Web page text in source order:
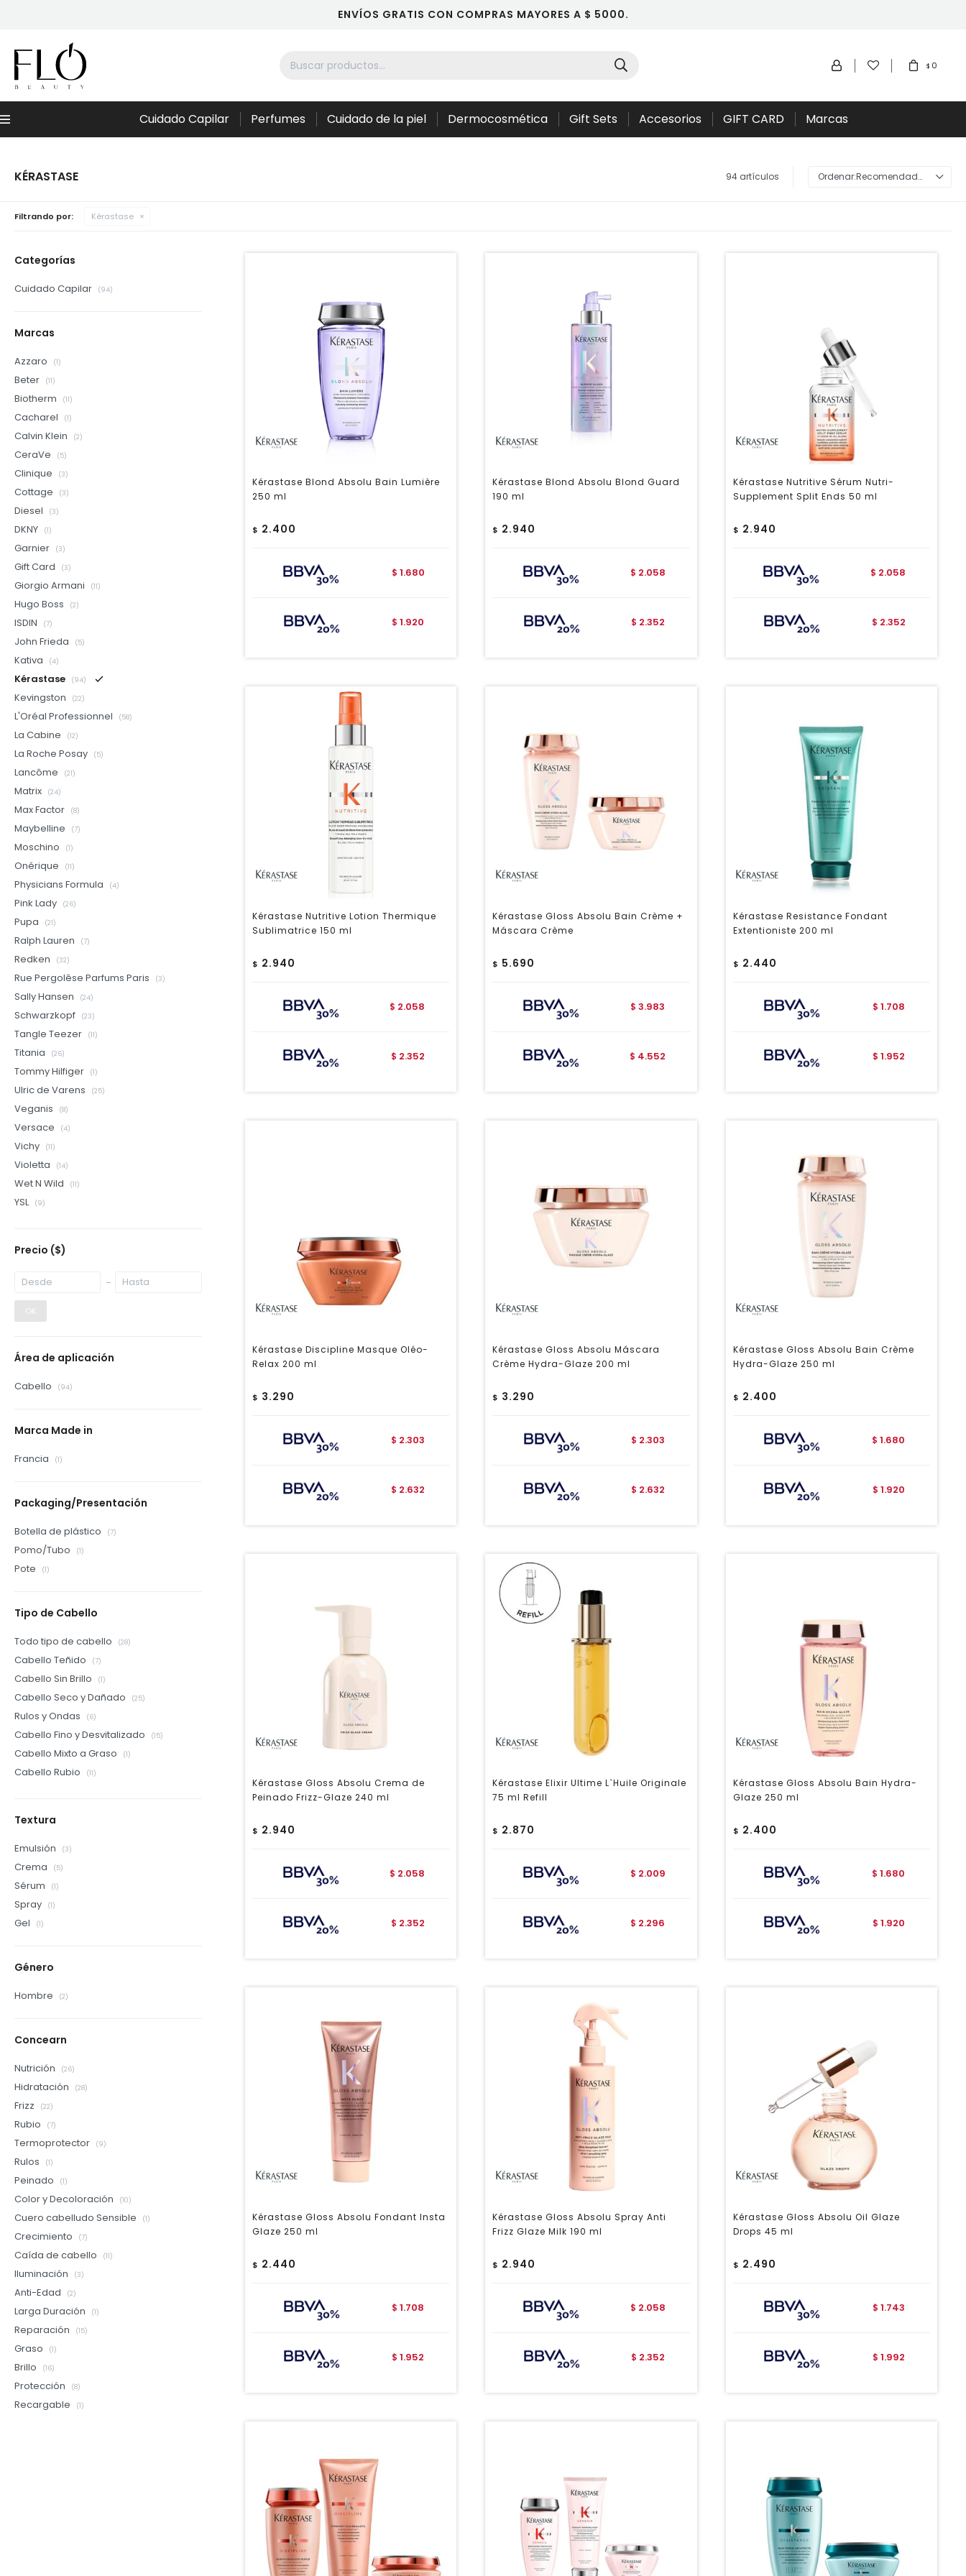
ENVÍOS GRATIS CON COMPRAS MAYORES A $ 5000.
Menú Cuidado Capilar Perfumes Cuidado de la piel Dermocosmética Gift Sets Accesorios GIFT CARD Marcas
$ 0
KÉRASTASE 94 artículos Recomendados
Filtrando por: Kérastase
Kérastase Blond Absolu Bain Lumière
250 ml
$ 2.400
$ 1.680
$ 1.920
Kérastase Blond Absolu Blond Guard
190 ml
$ 2.940
$ 2.058
$ 2.352
Kérastase Nutritive Sérum Nutri-
Supplement Split Ends 50 ml
$ 2.940
$ 2.058
$ 2.352
Kérastase Nutritive Lotion Thermique
Sublimatrice 150 ml
$ 2.940
$ 2.058
$ 2.352
Kérastase Gloss Absolu Bain Crème +
Máscara Crème
$ 5.690
$ 3.983
$ 4.552
Kérastase Resistance Fondant
Extentioniste 200 ml
$ 2.440
$ 1.708
$ 1.952
Kérastase Discipline Masque Oléo-
Relax 200 ml
$ 3.290
$ 2.303
$ 2.632
Kérastase Gloss Absolu Máscara
Crème Hydra-Glaze 200 ml
$ 3.290
$ 2.303
$ 2.632
Kérastase Gloss Absolu Bain Crème
Hydra-Glaze 250 ml
$ 2.400
$ 1.680
$ 1.920
Kérastase Gloss Absolu Crema de
Peinado Frizz-Glaze 240 ml
$ 2.940
$ 2.058
$ 2.352
Kérastase Elixir Ultime L`Huile Originale
75 ml Refill
$ 2.870
$ 2.009
$ 2.296
Kérastase Gloss Absolu Bain Hydra-
Glaze 250 ml
$ 2.400
$ 1.680
$ 1.920
Kérastase Gloss Absolu Fondant Insta
Glaze 250 ml
$ 2.440
$ 1.708
$ 1.952
Kérastase Gloss Absolu Spray Anti
Frizz Glaze Milk 190 ml
$ 2.940
$ 2.058
$ 2.352
Kérastase Gloss Absolu Oil Glaze
Drops 45 ml
$ 2.490
$ 1.743
$ 1.992
Categorías
Cuidado Capilar (94)
Marcas
Azzaro (1)
Beter (11)
Biotherm (11)
Cacharel (1)
Calvin Klein (2)
CeraVe (5)
Clinique (3)
Cottage (3)
Diesel (3)
DKNY (1)
Garnier (3)
Gift Card (3)
Giorgio Armani (11)
Hugo Boss (2)
ISDIN (7)
John Frieda (5)
Kativa (4)
Kérastase (94)
Kevingston (22)
L'Oréal Professionnel (58)
La Cabine (12)
La Roche Posay (5)
Lancôme (21)
Matrix (24)
Max Factor (8)
Maybelline (7)
Moschino (1)
Onérique (11)
Physicians Formula (4)
Pink Lady (26)
Pupa (21)
Ralph Lauren (7)
Redken (32)
Rue Pergolêse Parfums Paris (3)
Sally Hansen (24)
Schwarzkopf (23)
Tangle Teezer (11)
Titania (26)
Tommy Hilfiger (1)
Ulric de Varens (25)
Veganis (8)
Versace (4)
Vichy (11)
Violetta (14)
Wet N Wild (11)
YSL (9)
Precio ($)
OK
Área de aplicación
Cabello (94)
Marca Made in
Francia (1)
Packaging/Presentación
Botella de plástico (7)
Pomo/Tubo (1)
Pote (1)
Tipo de Cabello
Todo tipo de cabello (28)
Cabello Teñido (7)
Cabello Sin Brillo (1)
Cabello Seco y Dañado (25)
Rulos y Ondas (6)
Cabello Fino y Desvitalizado (15)
Cabello Mixto a Graso (1)
Cabello Rubio (11)
Textura
Emulsión (3)
Crema (5)
Sérum (1)
Spray (1)
Gel (1)
Género
Hombre (2)
Concearn
Nutrición (26)
Hidratación (28)
Frizz (22)
Rubio (7)
Termoprotector (9)
Rulos (1)
Peinado (1)
Color y Decoloración (10)
Cuero cabelludo Sensible (1)
Crecimiento (7)
Caída de cabello (11)
Iluminación (3)
Anti-Edad (2)
Larga Duración (1)
Reparación (15)
Graso (1)
Brillo (16)
Protección (8)
Recargable (1)